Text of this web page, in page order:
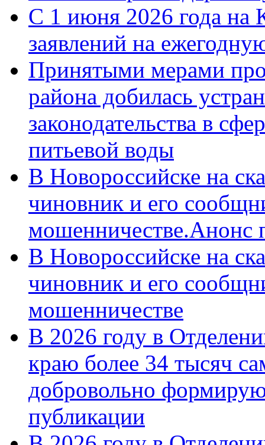
С 1 июня 2026 года на
заявлений на
Принятыми мерами
района добилась
законодательства в
питьевой воды
В Новороссийске на
чиновник и его
мошенничестве.Анонс
В Новороссийске на
чиновник и его
мошенничестве
В 2026 году в
краю более 34 тысяч
добровольно
публикации